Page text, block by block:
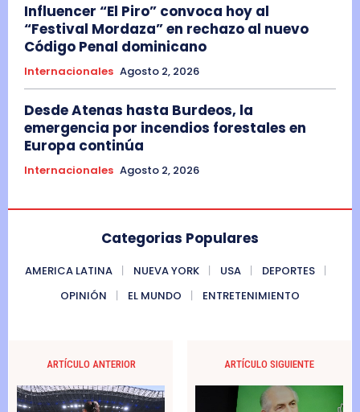
Influencer “El Piro” convoca hoy al
“Festival Mordaza” en rechazo al nuevo
Código Penal dominicano
Internacionales Agosto 2, 2026
Desde Atenas hasta Burdeos, la
emergencia por incendios forestales en
Europa continúa
Internacionales Agosto 2, 2026
Categorias Populares
AMERICA LATINA NUEVA YORK USA
DEPORTES
OPINIÓN
EL MUNDO ENTRETENIMIENTO
ARTÍCULO ANTERIOR ARTÍCULO SIGUIENTE